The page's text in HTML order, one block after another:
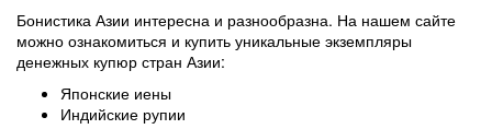
Бонистика Азии интересна и разнообразна. На нашем сайте
можно ознакомиться и купить уникальные экземпляры
денежных купюр стран Азии:
Японские иены
Индийские рупии